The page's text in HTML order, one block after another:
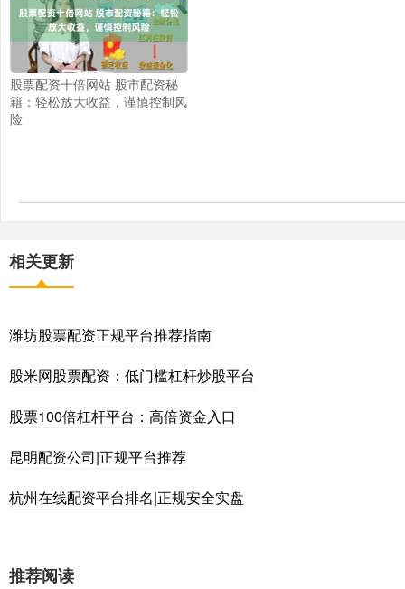
股票配资十倍网站 股市配资秘
籍：轻松放大收益，谨慎控制风
险
相关更新
潍坊股票配资正规平台推荐指南
股米网股票配资：低门槛杠杆炒股平台
股票100倍杠杆平台：高倍资金入口
昆明配资公司|正规平台推荐
杭州在线配资平台排名|正规安全实盘
推荐阅读